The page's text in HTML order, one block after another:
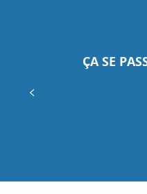
ÇA SE
hommage au saint